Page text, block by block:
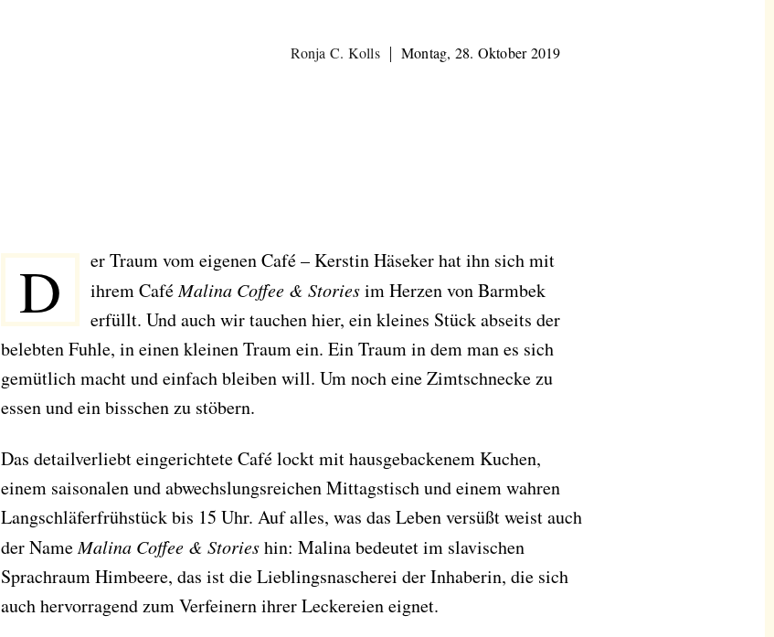
Ronja C. Kolls Montag, 28. Oktober 2019
D
er Traum vom eigenen Café – Kerstin Häseker hat ihn sich mit
ihrem CaféMalina Coffee & Storiesim Herzen von Barmbek
erfüllt. Und auch wir tauchen hier, ein kleines Stück abseits der
belebten Fuhle, in einen kleinen Traum ein. Ein Traum in dem man es sich
gemütlich macht und einfach bleiben will. Um noch eine Zimtschnecke zu
essen und ein bisschen zu stöbern.
Das detailverliebt eingerichtete Café lockt mit hausgebackenem Kuchen,
einem saisonalen und abwechslungsreichen Mittagstisch und einem wahren
Langschläferfrühstück bis 15 Uhr. Auf alles, was das Leben versüßt weist auch
der NameMalina Coffee & Storieshin: Malina bedeutet im slavischen
Sprachraum Himbeere, das ist die Lieblingsnascherei der Inhaberin, die sich
auch hervorragend zum Verfeinern ihrer Leckereien eignet.